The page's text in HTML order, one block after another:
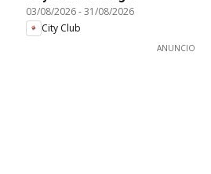
03/08/2026-31/08/2026
City Club
ANUNCIO